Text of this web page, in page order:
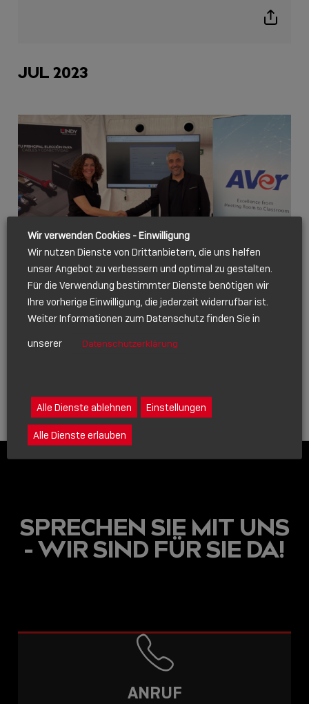
Show
JUL 2023
UNTERNEHMENS-KOOPERATION
JULI 06, 2023
STRATEGISCHE
VON AVER & LINDY
SPRECHEN SIE MIT UNS
- WIR SIND FÜR SIE DA!
ANRUF
Wir verwenden Cookies - Einwilligung
Wir nutzen Dienste von Drittanbietern, die uns helfen
unser Angebot zu verbessern und optimal zu gestalten.
Für die Verwendung bestimmter Dienste benötigen wir
Ihre vorherige Einwilligung, die jederzeit widerrufbar ist.
Weiter Informationen zum Datenschutz finden Sie in
unserer
Datenschutzerklärung
Alle Dienste ablehnen Einstellungen
Alle Dienste erlauben